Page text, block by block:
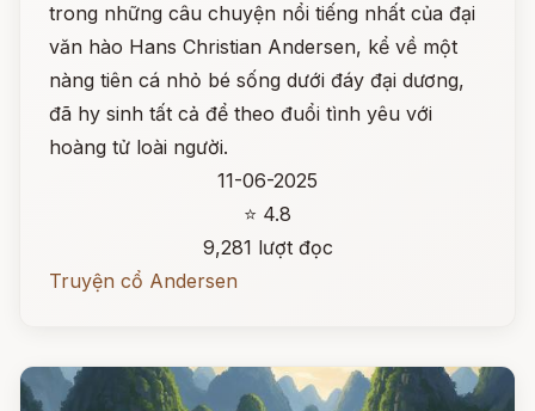
trong những câu chuyện nổi tiếng nhất của đại
văn hào Hans Christian Andersen, kể về một
nàng tiên cá nhỏ bé sống dưới đáy đại dương,
đã hy sinh tất cả để theo đuổi tình yêu với
hoàng tử loài người.
11-06-2025
⭐ 4.8
9,281 lượt đọc
Truyện cổ Andersen